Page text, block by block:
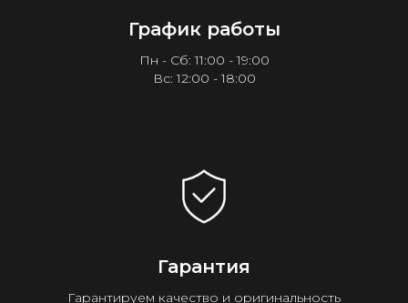
График работы
Пн - Сб: 11:00 - 19:00
Вс: 12:00 - 18:00
Гарантия
Гарантируем качество и оригинальность